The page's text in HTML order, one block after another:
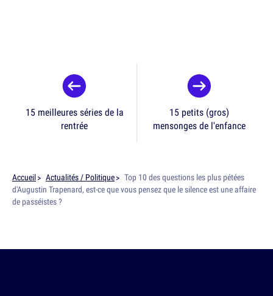
15 meilleures séries de la
rentrée
15 petits (gros)
mensonges de l'enfance
Accueil Actualités / Politique
Top 10 des questions les plus pétées
d'Augustin Trapenard, est-ce que vous pensez que le silence est une affaire
de passéistes ?